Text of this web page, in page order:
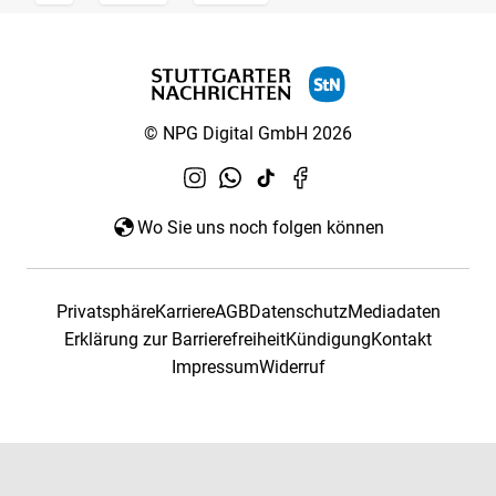
© NPG Digital GmbH 2026
Wo Sie uns noch folgen können
PrivatsphäreKarriereAGBDatenschutzMediadaten
Erklärung zur BarrierefreiheitKündigungKontakt
ImpressumWiderruf